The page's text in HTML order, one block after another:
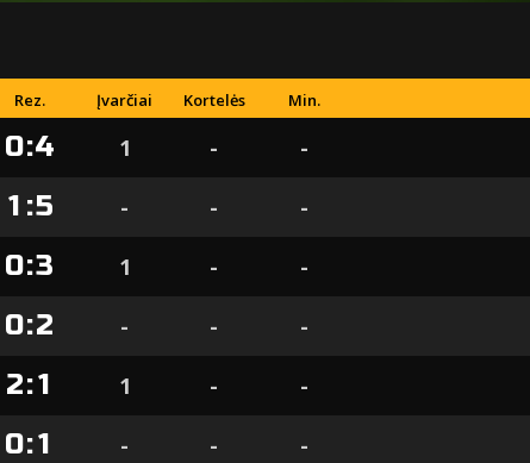
Rez. Įvarčiai Kortelės Min.
0:4 1 - -
1 :5 - - -
0:3 1 - -
0:2 - - -
2:1 1 - -
0:1 - - -